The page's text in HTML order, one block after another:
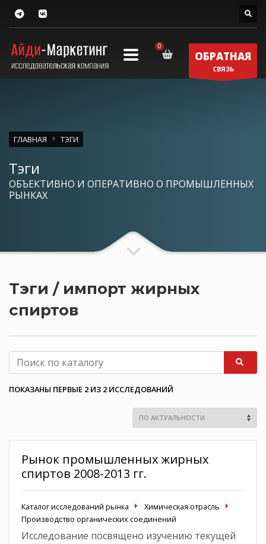
ОБРАТНАЯ
СВЯЗЬ
ГЛАВНАЯ ТЭГИ
Тэги
ОБЪЕКТИВНО И ОПЕРАТИВНО О ПРОМЫШЛЕННЫХ
РЫНКАХ
Тэги / импорт жирных
спиртов
ПОКАЗАНЫ ПЕРВЫЕ 2 ИЗ 2 ИССЛЕДОВАНИЙ
Рынок промышленных жирных
спиртов 2008-2013 гг.
Каталог исследований рынка
Химическая отрасль
Производство органических соединений
Исследование посвящено изучению текущей